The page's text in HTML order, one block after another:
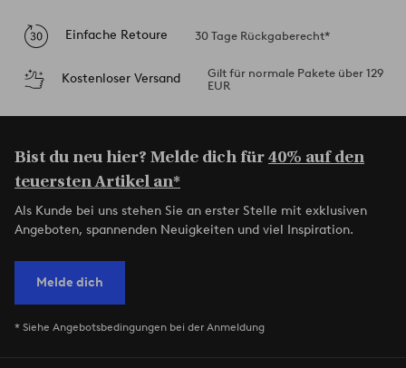
Einfache Retoure 30 Tage Rückgaberecht*
Kostenloser Versand
Gilt für normale Pakete über 129
EUR
Bist du neu hier? Melde dich für40% auf den
teuersten Artikel an*
Als Kunde bei uns stehen Sie an erster Stelle mit exklusiven
Angeboten, spannenden Neuigkeiten und viel Inspiration.
Melde dich
* Siehe Angebotsbedingungen bei der Anmeldung